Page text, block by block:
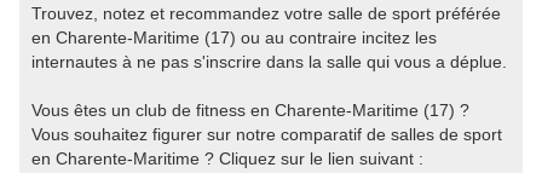
Trouvez, notez et recommandez votre salle de sport préférée
en Charente-Maritime (17) ou au contraire incitez les
internautes à ne pas s'inscrire dans la salle qui vous a déplue.
Vous êtes un club de fitness en Charente-Maritime (17) ?
Vous souhaitez figurer sur notre comparatif de salles de sport
en Charente-Maritime ? Cliquez sur le lien suivant :